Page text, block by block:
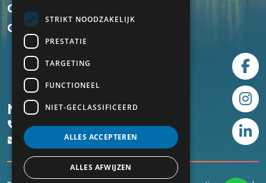
Over ons
Contact
Neem contact met ons op
+31 77 2340 73 0
contact@theworkationers.nl
© 2026 - theWorkationers BV
STRIKT NOODZAKELIJK
PRESTATIE
TARGETING
FUNCTIONEEL
NIET-GECLASSIFICEERD
ALLES ACCEPTEREN
ALLES AFWIJZEN